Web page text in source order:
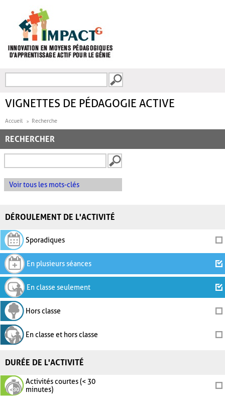
FORMULAIRE DE
VIGNETTES DE PÉDAGOGIE ACTIVE
Accueil Recherche
RECHERCHER
Voir tous les mots-clés
DÉROULEMENT DE L'ACTIVITÉ
Sporadiques
En plusieurs séances
En classe seulement
Hors classe
En classe et hors classe
DURÉE DE L'ACTIVITÉ
Activités courtes (< 30
minutes)